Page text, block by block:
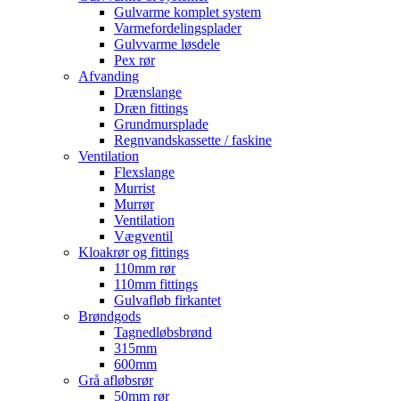
Gulvarme komplet system
Varmefordelingsplader
Gulvvarme løsdele
Pex rør
Afvanding
Drænslange
Dræn fittings
Grundmursplade
Regnvandskassette / faskine
Ventilation
Flexslange
Murrist
Murrør
Ventilation
Vægventil
Kloakrør og fittings
110mm rør
110mm fittings
Gulvafløb firkantet
Brøndgods
Tagnedløbsbrønd
315mm
600mm
Grå afløbsrør
50mm rør